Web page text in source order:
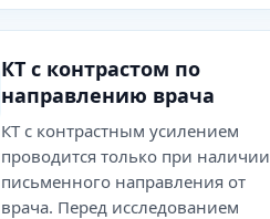
КТ с контрастом по
направлению врача
КТ с контрастным усилением
проводится только при наличии
письменного направления от
врача. Перед исследованием